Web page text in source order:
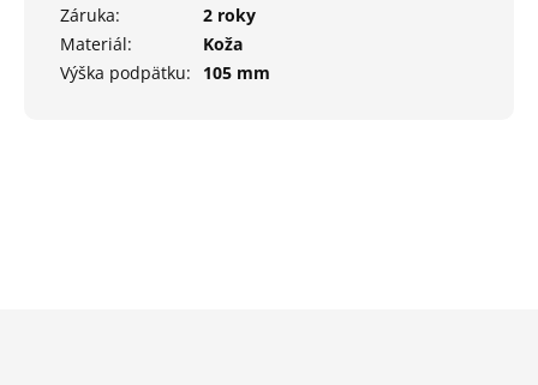
Záruka:
2 roky
Materiál:
Koža
Výška podpätku: 105 mm